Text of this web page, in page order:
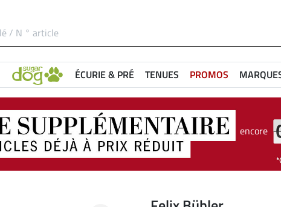
ÉCURIE & PRÉ TENUES PROMOS
encore